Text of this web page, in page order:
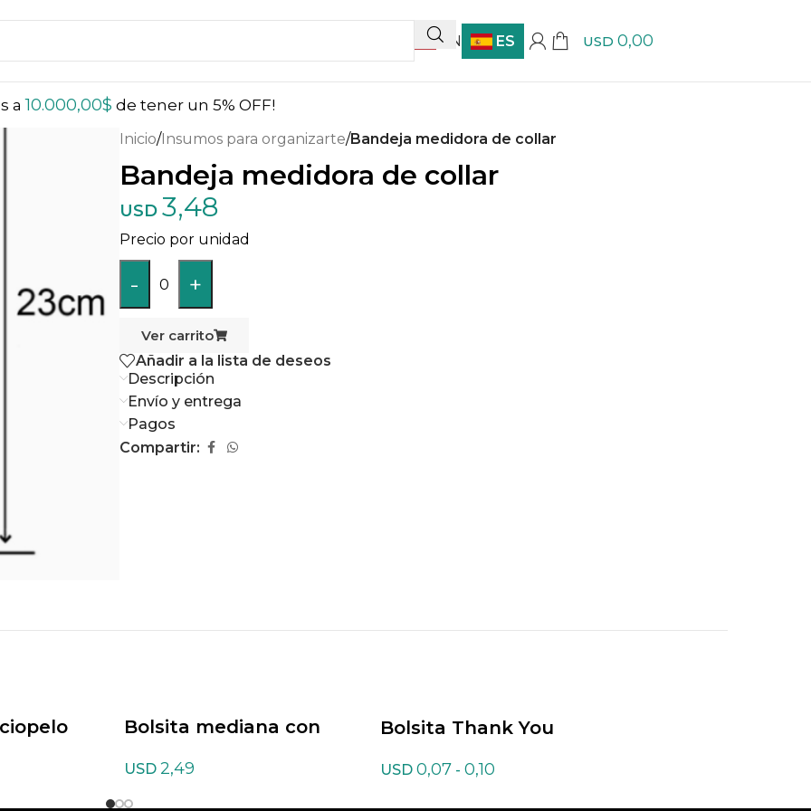
EN ES USD 0,00
a10.000,00$ de tener un 5% OFF!
Inicio/Insumos para organizarte/Bandeja medidora de collar
Bandeja medidora de collar
USD 3,48
Precio por unidad
- 0 +
Ver carrito
Añadir a la lista de deseos
Descripción
Envío y entrega
Pagos
Compartir:
Bolsita mediana con
USD 2,49
Bolsita Thank You
USD 0,07 - 0,10